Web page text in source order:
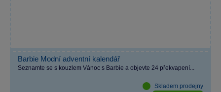
Barbie Modní adventní kalendář
Seznamte se s kouzlem Vánoc s Barbie a objevte 24 překvapení...
Skladem prodejny